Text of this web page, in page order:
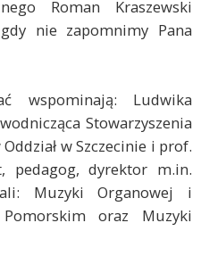
Roman Kraszewski
nie zapomnimy Pana
wspominają: Ludwika
Stowarzyszenia
w Szczecinie i prof.
pedagog, dyrektor m.in.
Muzyki Organowej i
oraz Muzyki